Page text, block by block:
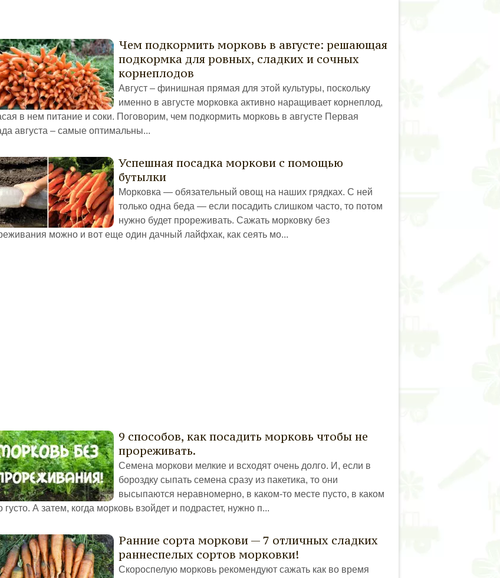
Чем подкормить морковь в августе: решающая
подкормка для ровных, сладких и сочных
корнеплодов
Август – финишная прямая для этой культуры, поскольку
именно в августе морковка активно наращивает корнеплод,
в нем питание и соки. Поговорим, чем подкормить морковь в августе Первая
августа – самые оптимальны...
Успешная посадка моркови с помощью
бутылки
Морковка — обязательный овощ на наших грядках. С ней
только одна беда — если посадить слишком часто, то потом
нужно будет прореживать. Сажать морковку без
можно и вот еще один дачный лайфхак, как сеять мо...
9 способов, как посадить морковь чтобы не
прореживать.
Семена моркови мелкие и всходят очень долго. И, если в
бороздку сыпать семена сразу из пакетика, то они
высыпаются неравномерно, в каком-то месте пусто, в каком
А затем, когда морковь взойдет и подрастет, нужно п...
Ранние сорта моркови — 7 отличных сладких
раннеспелых сортов морковки!
Скороспелую морковь рекомендуют сажать как во время